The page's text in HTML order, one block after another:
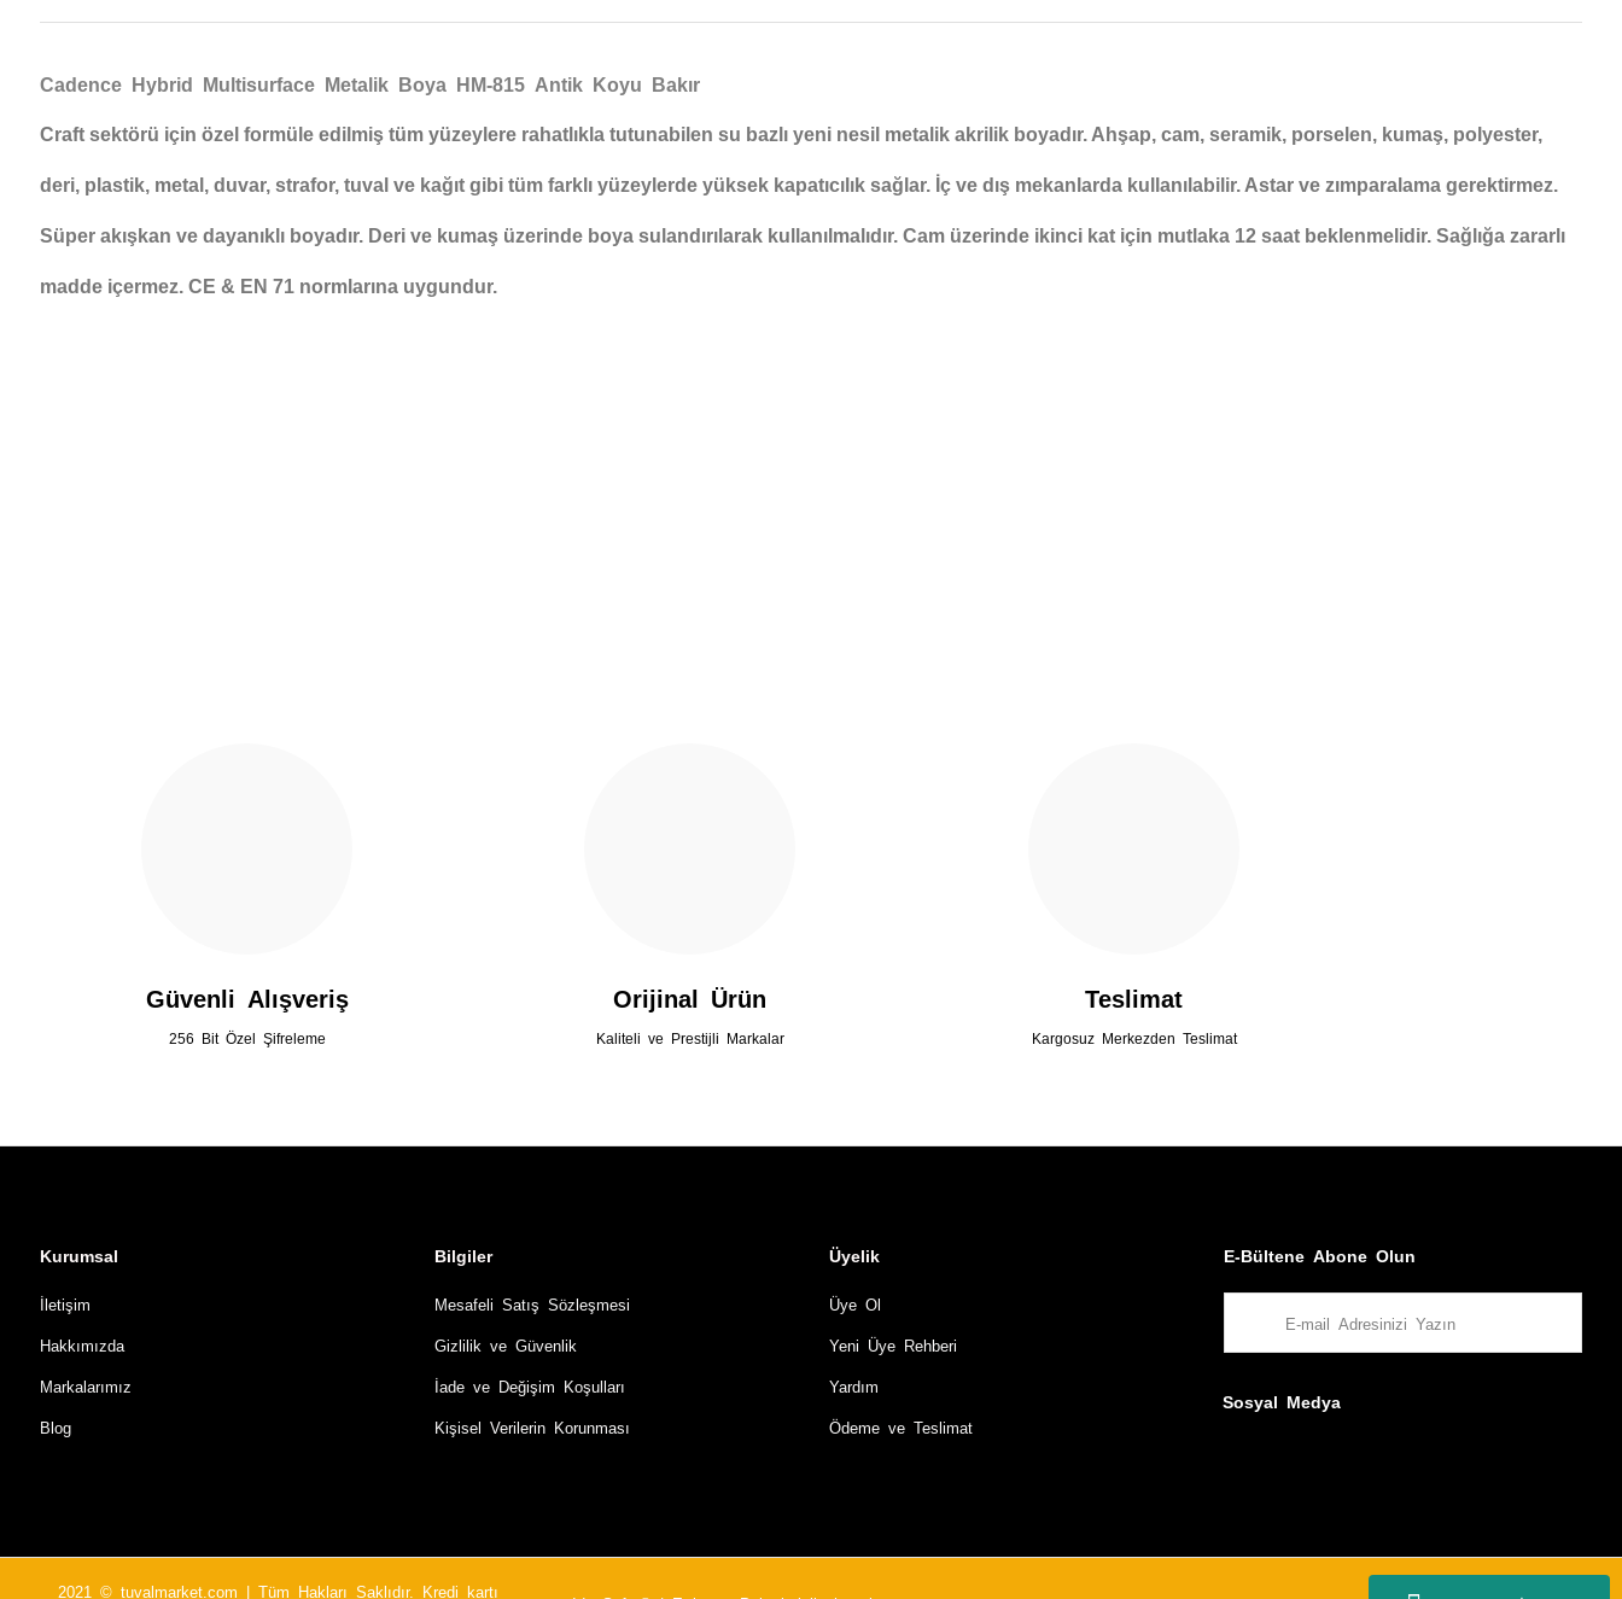
Cadence Hybrid Multisurface Metalik Boya HM-815 Antik Koyu Bakır
Craft sektörü için özel formüle edilmiş tüm yüzeylere rahatlıkla tutunabilen su bazlı yeni nesil metalik akrilik boyadır. Ahşap, cam, seramik, porselen, kumaş, polyester,
deri, plastik, metal, duvar, strafor, tuval ve kağıt gibi tüm farklı yüzeylerde yüksek kapatıcılık sağlar. İç ve dış mekanlarda kullanılabilir. Astar ve zımparalama gerektirmez.
Süper akışkan ve dayanıklı boyadır. Deri ve kumaş üzerinde boya sulandırılarak kullanılmalıdır. Cam üzerinde ikinci kat için mutlaka 12 saat beklenmelidir. Sağlığa zararlı
madde içermez. CE & EN 71 normlarına uygundur.
Güvenli Alışveriş
256 Bit Özel Şifreleme
Orijinal Ürün
Kaliteli ve Prestijli Markalar
Teslimat
Kargosuz Merkezden Teslimat
Kurumsal
İletişim
Hakkımızda
Markalarımız
Blog
Bilgiler
Mesafeli Satış Sözleşmesi
Gizlilik ve Güvenlik
İade ve Değişim Koşulları
Kişisel Verilerin Korunması
Üyelik
Üye Ol
Yeni Üye Rehberi
Yardım
Ödeme ve Teslimat
E-Bültene Abone Olun
Sosyal Medya
2021 © tuvalmarket.com | Tüm Hakları Saklıdır. Kredi kartı